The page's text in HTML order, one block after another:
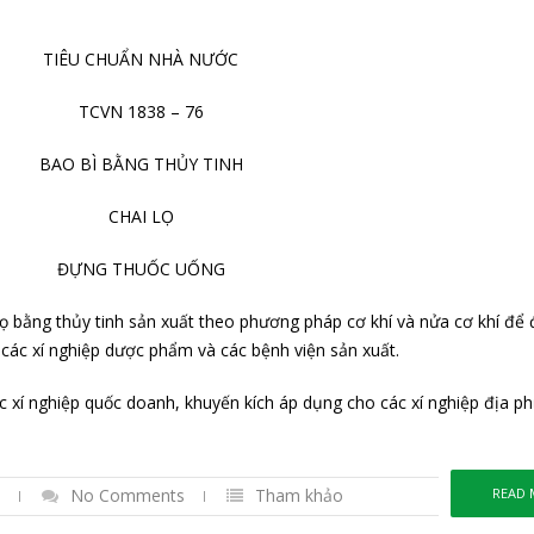
TIÊU CHUẨN NHÀ NƯỚC
TCVN 1838 – 76
BAO BÌ BẰNG THỦY TINH
CHAI LỌ
ĐỰNG THUỐC UỐNG
bằng thủy tinh sản xuất theo phương pháp cơ khí và nửa cơ khí để
xí nghiệp dược phẩm và các bệnh viện sản xuất.
nghiệp quốc doanh, khuyến kích áp dụng cho các xí nghiệp địa
READ
No Comments Tham khảo